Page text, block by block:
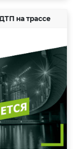
на трассе